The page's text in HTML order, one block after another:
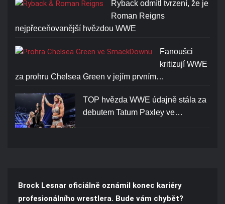
Ryback odmítl tvrzení, že je
Roman Reigns
nejpřeceňovanější hvězdou WWE
Fanoušci
kritizují WWE
za prohru Chelsea Green v jejím prvním…
TOP hvězda WWE údajně stála za
debutem Tatum Paxley ve…
Brock Lesnar oficiálně oznámil konec kariéry
profesionálního wrestlera. Bude vám chybět?